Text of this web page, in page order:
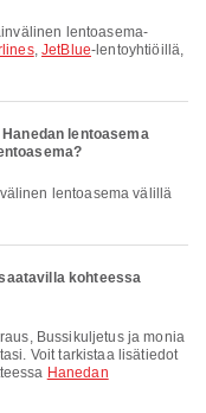
,JetBlue-lentoyhtiöillä,
lentoasema
kohteessa
Voit tarkistaa lisätiedot
Hanedan